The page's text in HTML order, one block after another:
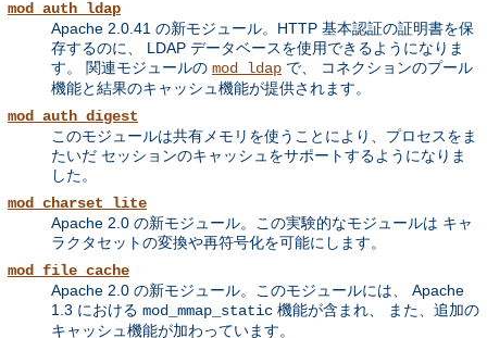
mod_auth_ldap
Apache 2.0.41 の新モジュール。HTTP 基本認証の証明書を保
存するのに、 LDAP データベースを使用できるようになりま
す。 関連モジュールの mod_ldap で、 コネクションのプール
機能と結果のキャッシュ機能が提供されます。
mod_auth_digest
このモジュールは共有メモリを使うことにより、プロセスをま
たいだ セッションのキャッシュをサポートするようになりま
した。
mod_charset_lite
Apache 2.0 の新モジュール。この実験的なモジュールは キャ
ラクタセットの変換や再符号化を可能にします。
mod_file_cache
Apache 2.0 の新モジュール。このモジュールには、 Apache
1.3 における mod_mmap_static 機能が含まれ、 また、追加の
キャッシュ機能が加わっています。